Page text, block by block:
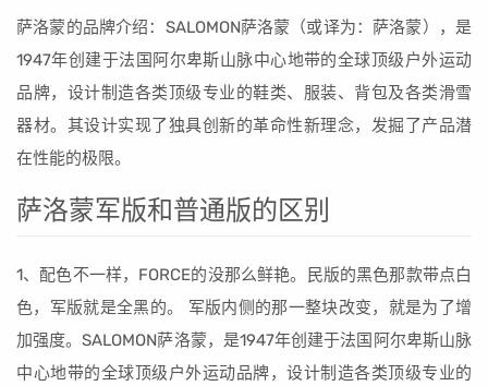
萨洛蒙的品牌介绍：SALOMON萨洛蒙（或译为：萨洛蒙），是
1947年创建于法国阿尔卑斯山脉中心地带的全球顶级户外运动
品牌，设计制造各类顶级专业的鞋类、服装、背包及各类滑雪
器材。其设计实现了独具创新的革命性新理念，发掘了产品潜
在性能的极限。
萨洛蒙军版和普通版的区别
1、配色不一样，FORCE的没那么鲜艳。民版的黑色那款带点白
色，军版就是全黑的。 军版内侧的那一整块改变，就是为了增
加强度。SALOMON萨洛蒙，是1947年创建于法国阿尔卑斯山脉
中心地带的全球顶级户外运动品牌，设计制造各类顶级专业的